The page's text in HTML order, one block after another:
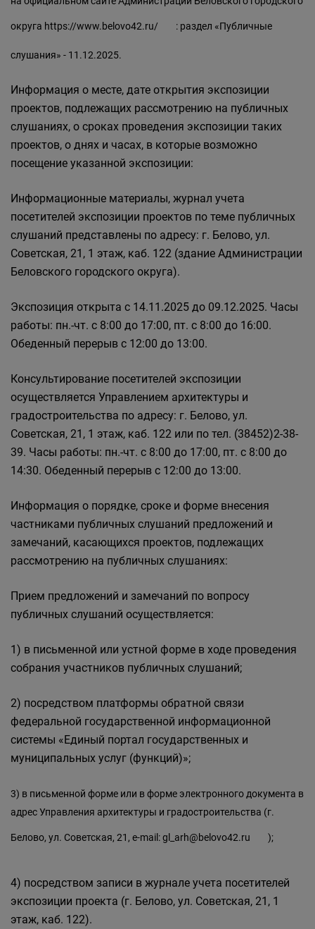
округа https://www.belovo42.ru/ : раздел «Публичные
слушания» - 11.12.2025.
Информация о месте, дате открытия экспозиции
проектов, подлежащих рассмотрению на публичных
слушаниях, о сроках проведения экспозиции таких
проектов, о днях и часах, в которые возможно
посещение указанной экспозиции:
Информационные материалы, журнал учета
посетителей экспозиции проектов по теме публичных
слушаний представлены по адресу: г. Белово, ул.
Советская, 21, 1 этаж, каб. 122 (здание Администрации
Беловского городского округа).
Экспозиция открыта с 14.11.2025 до 09.12.2025. Часы
работы: пн.-чт. с 8:00 до 17:00, пт. с 8:00 до 16:00.
Обеденный перерыв с 12:00 до 13:00.
Консультирование посетителей экспозиции
осуществляется Управлением архитектуры и
градостроительства по адресу: г. Белово, ул.
Советская, 21, 1 этаж, каб. 122 или по тел. (38452)2-38-
39. Часы работы: пн.-чт. с 8:00 до 17:00, пт. с 8:00 до
14:30. Обеденный перерыв с 12:00 до 13:00.
Информация о порядке, сроке и форме внесения
частниками публичных слушаний предложений и
замечаний, касающихся проектов, подлежащих
рассмотрению на публичных слушаниях:
Прием предложений и замечаний по вопросу
публичных слушаний осуществляется:
1) в письменной или устной форме в ходе проведения
собрания участников публичных слушаний;
2) посредством платформы обратной связи
федеральной государственной информационной
системы «Единый портал государственных и
муниципальных услуг (функций)»;
3) в письменной форме или в форме электронного документа в
адрес Управления архитектуры и градостроительства (г.
Белово, ул. Советская, 21, e-mail:gl_arh@belovo42.ru );
4) посредством записи в журнале учета посетителей
экспозиции проекта (г. Белово, ул. Советская, 21, 1
этаж, каб. 122).